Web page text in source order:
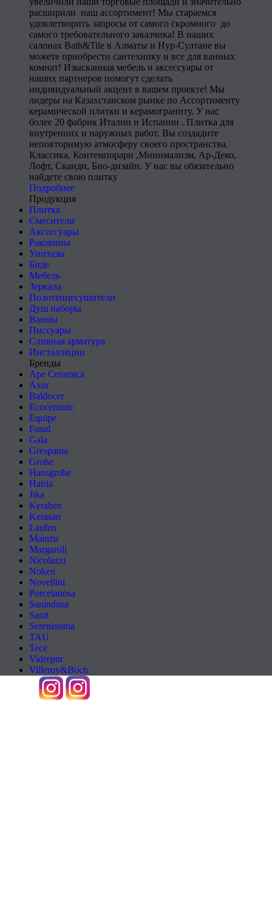
расширили наш ассортимент! Мы стараемся
удовлетворить запросы от самого скромного до
самого требовательного заказчика! В наших
салонах Bath&Tile в Алматы и Нур-Султане вы
можете приобрести сантехнику и все для ванных
комнат! Изысканная мебель и аксессуары от
наших партнеров помогут сделать
индивидуальный акцент в вашем проекте! Мы
лидеры на Казахстанском рынке по Ассортименту
керамической плитки и керамограниту. У нас
более 20 фабрик Италии и Испании . Плитка для
внутренних и наружных работ. Вы создадите
неповторимую атмосферу своего пространства.
Классика, Контемпорари ,Минимализм, Ар-Деко,
Лофт, Сканди, Био-дизайн. У нас вы обязательно
найдете свою плитку
Подробнее
Продукция
Плитка
Смесители
Аксессуары
Раковины
Унитазы
Биде
Мебель
Зеркала
Полотенцесушители
Душ наборы
Ванны
Писсуары
Сливная арматура
Инсталляции
Бренды
Ape Ceramica
Axor
Baldocer
Ecoceramic
Equipe
Fanal
Gala
Grespania
Grohe
Hansgrohe
Hatria
Jika
Keraben
Kerasan
Laufen
Mainzu
Margaroli
Nicolazzi
Noken
Novellini
Porcelanosa
Sanindusa
Sanit
Serenissima
TAU
Tece
Vidrepur
Villeroy&Boch